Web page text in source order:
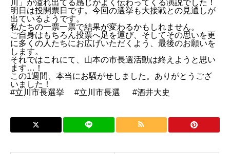
川」が溢れ出てる感じがよく伝わってくる演説でした！
明日は投開票日です。今回の選挙も大接戦との見通しが
出ているようです。
私たちの一票一票で結果が変わるかもしれません。
ご自身はもちろん投票へ足を運び、そしてその思いを更
に多くの人たちにお広げいただくよう、最後のお願いを
します。
それではこれにて、山本の市長選活動は終えようと思い
ます…！
この1週間、本当にお騒がせしました。ありがとうござ
いました！
#立川市長選挙 #立川市長選 #酒井大史